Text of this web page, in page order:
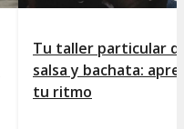
Tu taller particular
salsa y bachata:
tu ritmo